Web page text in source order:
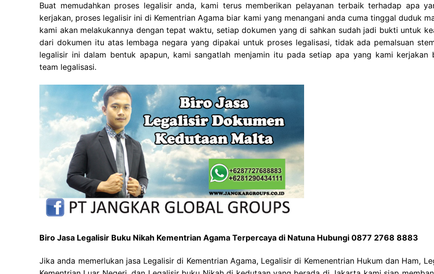
Buat memudahkan proses legalisir anda, kami terus memberikan pelayanan terbaik terhadap apa
kerjakan, proses legalisir ini di Kementrian Agama biar kami yang menangani anda cuma tinggal duduk
kami akan melakukannya dengan tepat waktu, setiap dokumen yang di sahkan sudah jadi bukti untuk
dari dokumen itu atas lembaga negara yang dipakai untuk proses legalisasi, tidak ada pemalsuan
legalisir ini dalam bentuk apapun, kami sangatlah menjamin itu pada setiap apa yang kami kerjakan
team legalisasi.
Biro Jasa Legalisir Buku Nikah Kementrian Agama Terpercaya di Natuna Hubungi 0877 2768 8883
Jika anda memerlukan jasa Legalisir di Kementrian Agama, Legalisir di Kemenentrian Hukum dan Ham,